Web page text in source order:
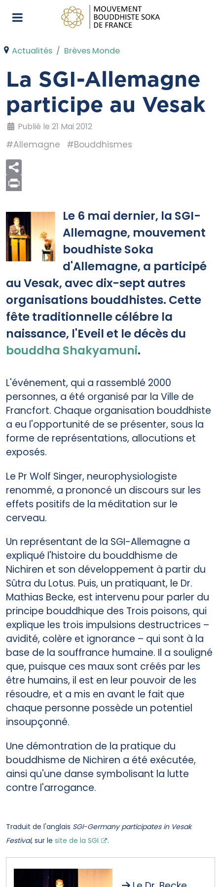
Actualités Brèves Monde
La SGI-Allemagne
participe au Vesak
Publié le 21 Mai 2012
#Allemagne #Bouddhismes
Le 6 mai dernier, la SGI-
Allemagne, mouvement
boudhiste Soka
d'Allemagne, a participé
au Vesak, avec dix-sept autres
organisations bouddhistes. Cette
fête traditionnelle célébre la
naissance, l'Eveil et le décès du
bouddha Shakyamuni.
L'événement, qui a rassemblé 2000
personnes, a été organisé par la Ville de
Francfort. Chaque organisation bouddhiste
a eu l'opportunité de se présenter, sous la
forme de représentations, allocutions et
exposés.
Le Pr Wolf Singer, neurophysiologiste
renommé, a prononcé un discours sur les
effets positifs de la méditation sur le
cerveau.
Un représentant de la SGI-Allemagne a
expliqué l'histoire du bouddhisme de
Nichiren et son développement à partir du
Sûtra du Lotus. Puis, un pratiquant, le Dr.
Mathias Becke, est intervenu pour parler du
principe bouddhique des Trois poisons, qui
explique les trois impulsions destructrices –
avidité, colère et ignorance – qui sont à la
base de la souffrance humaine. Il a souligné
que, puisque ces maux sont créés par les
être humains, il est en leur pouvoir de les
résoudre, et a mis en avant le fait que
chaque personne possède un potentiel
insoupçonné.
Une démontration de la pratique du
bouddhisme de Nichiren a été exécutée,
ainsi qu'une danse symbolisant la lutte
contre l'arrogance.
Traduit de l'anglais SGI-Germany participates in Vesak
Festival, sur le site de la SGI .